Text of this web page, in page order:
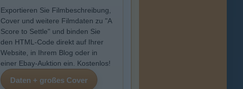
Exportieren Sie Filmbeschreibung,
Cover und weitere Filmdaten zu "A
Score to Settle" und binden Sie
den HTML-Code direkt auf Ihrer
Website, in Ihrem Blog oder in
einer Ebay-Auktion ein. Kostenlos!